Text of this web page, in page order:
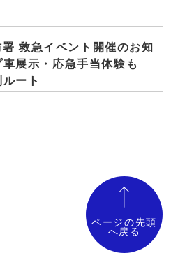
救急イベント開催のお知
展示・応急手当体験も
ート
ページの先頭
へ戻る